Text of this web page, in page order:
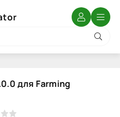
для Farming